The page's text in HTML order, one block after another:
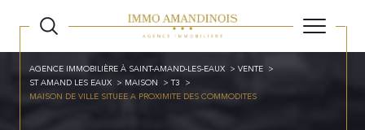
AGENCE IMMOBILIÈRE À SAINT-AMAND-LES-EAUX
VENTE
ST AMAND LES EAUX
MAISON
T3
MAISON DE VILLE SITUEE A PROXIMITE DES COMMODITES